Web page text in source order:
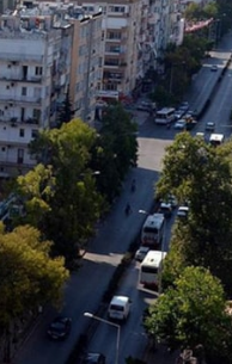
yakından
verdi. Artık o paraları